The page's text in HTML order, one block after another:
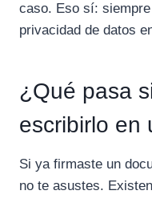
caso. Eso sí:
privacidad de datos
¿Qué pasa
escribirlo en
Si ya firmaste un
no te asustes.